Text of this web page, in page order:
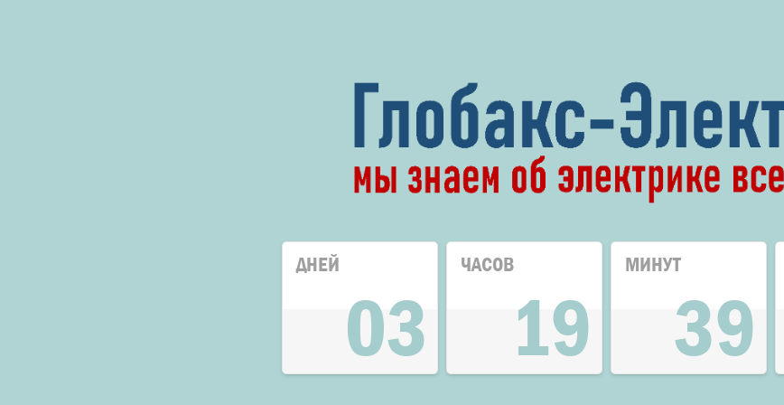
ДНЕЙ
03
ЧАСОВ
19
МИНУТ
39